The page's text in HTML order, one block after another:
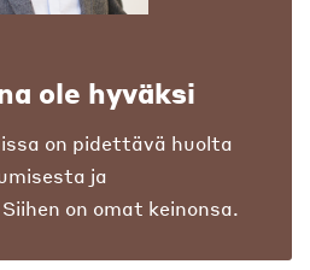
ole hyväksi
on pidettävä huolta
ja
on omat keinonsa.